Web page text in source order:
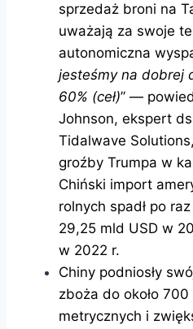
sprzedaż broni na
uważają za swoje
autonomiczna
jesteśmy na dobrej
60% (ceł)” —
Johnson, ekspert
Tidalwave
groźby Trumpa w
Chiński import
rolnych spadł po
29,25 mld USD w
w 2022 r.
Chiny podniosły
zboża do około
metrycznych i